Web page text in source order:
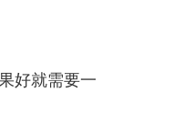
好就需要一